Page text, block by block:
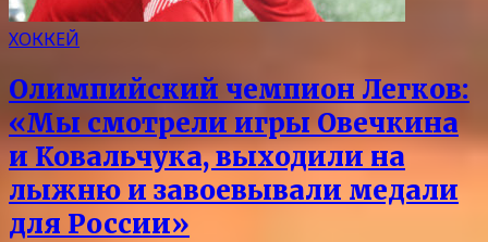
ХОККЕЙ
Олимпийский чемпион Легков:
«Мы смотрели игры Овечкина
и Ковальчука, выходили на
лыжню и завоевывали медали
для России»